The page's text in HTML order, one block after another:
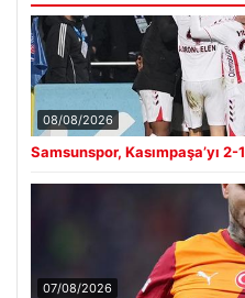
08/08/2026
Samsunspor, Kasımpaşa’yı
07/08/2026